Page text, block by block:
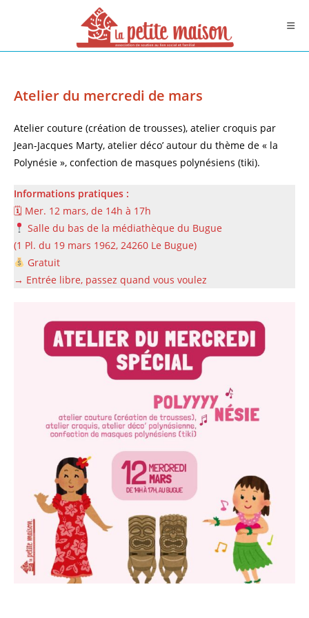
Atelier du mercredi de mars
Atelier couture (création de trousses), atelier croquis par
Jean-Jacques Marty, atelier déco’ autour du thème de « la
Polynésie », confection de masques polynésiens (tiki).
Informations pratiques :
🗓 Mer. 12 mars, de 14h à 17h
Salle du bas de la médiathèque du Bugue
(1 Pl. du 19 mars 1962, 24260 Le Bugue)
Gratuit
→ Entrée libre, passez quand vous voulez